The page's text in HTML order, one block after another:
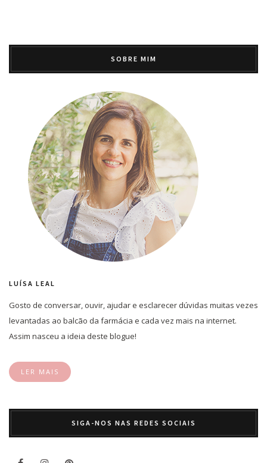
SOBRE MIM
LUÍSA LEAL
Gosto de conversar, ouvir, ajudar e esclarecer dúvidas muitas vezes
levantadas ao balcão da farmácia e cada vez mais na internet.
Assim nasceu a ideia deste blogue!
LER MAIS
SIGA-NOS NAS REDES SOCIAIS